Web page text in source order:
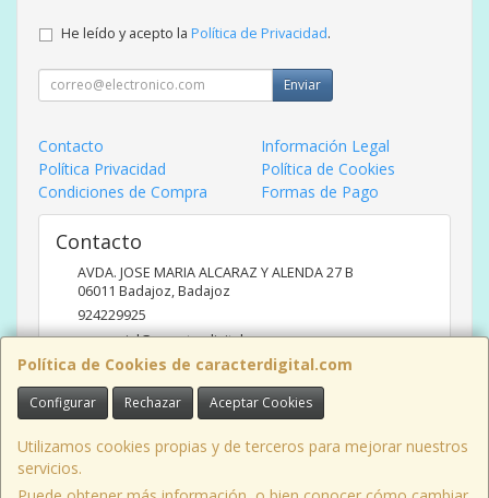
Política de Cookies de caracterdigital.com
Configurar Rechazar Aceptar Cookies
Utilizamos cookies propias y de terceros para mejorar nuestros
servicios.
He leído y acepto la Política de Privacidad.
Enviar
Contacto
Información Legal
Política Privacidad
Política de Cookies
Condiciones de Compra
Formas de Pago
Contacto
AVDA. JOSE MARIA ALCARAZ Y ALENDA 27 B
06011 Badajoz,Badajoz
924229925
comercial@caracterdigital.com
Horario
DE 10 A 14 HORAS DE MAÑANA, 17 A 20:30 HORAS TARDES